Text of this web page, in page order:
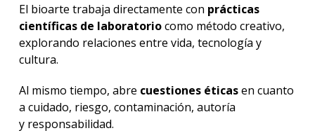
El bioarte trabaja directamente con prácticas
científicas de laboratoriocomo método creativo,
explorando relaciones entre vida, tecnología y
cultura.
Al mismo tiempo, abre cuestiones éticasen cuanto
a cuidado, riesgo, contaminación, autoría
y responsabilidad.